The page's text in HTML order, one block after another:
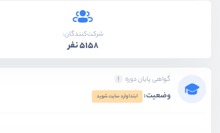
شرکت‌کنندگان:
5158 نفر
گواهی پایان دوره
وضعیت: ابتدا وارد سایت شوید